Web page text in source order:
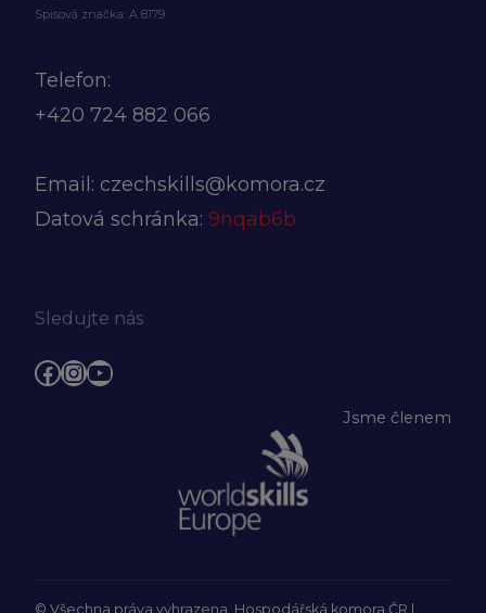
Spisová značka: A 8179
Telefon:
+420 724 882 066
Email: czechskills@komora.cz
Datová schránka: 9nqab6b
Sledujte nás
Facebook
Instagram
YouTube
Jsme členem
© Všechna práva vyhrazena, Hospodářská komora ČR |